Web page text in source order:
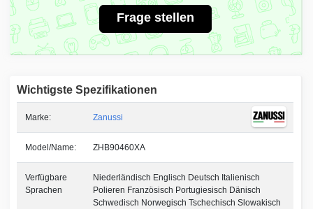
Frage stellen
Wichtigste Spezifikationen
Marke: Zanussi
Model/Name: ZHB90460XA
Verfügbare
Sprachen
Niederländisch Englisch Deutsch Italienisch
Polieren Französisch Portugiesisch Dänisch
Schwedisch Norwegisch Tschechisch Slowakisch